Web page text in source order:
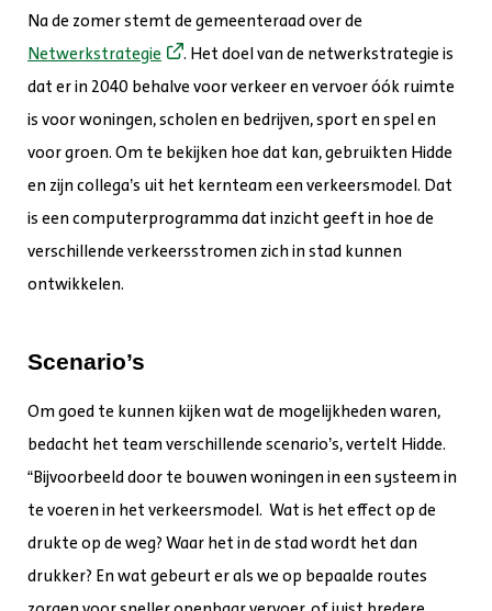
Na de zomer stemt de gemeenteraad over de
Netwerkstrategie
. Het doel van de netwerkstrategie is
dat er in 2040 behalve voor verkeer en vervoer óók ruimte
is voor woningen, scholen en bedrijven, sport en spel en
voor groen. Om te bekijken hoe dat kan, gebruikten Hidde
en zijn collega’s uit het kernteam een verkeersmodel. Dat
is een computerprogramma dat inzicht geeft in hoe de
verschillende verkeersstromen zich in stad kunnen
ontwikkelen.
Scenario’s
Om goed te kunnen kijken wat de mogelijkheden waren,
bedacht het team verschillende scenario’s, vertelt Hidde.
“Bijvoorbeeld door te bouwen woningen in een systeem in
te voeren in het verkeersmodel. Wat is het effect op de
drukte op de weg? Waar het in de stad wordt het dan
drukker? En wat gebeurt er als we op bepaalde routes